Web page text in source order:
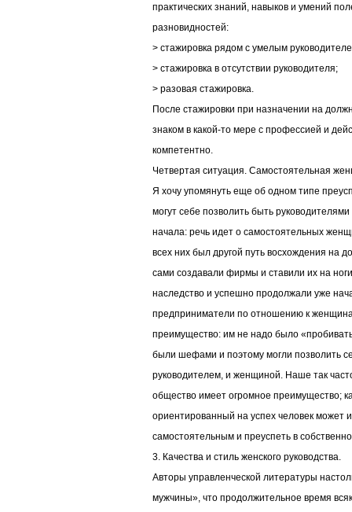
практических знаний, навыков и умений
разновидностей:
> стажировка рядом с умелым
> стажировка в отсутствии руководителя;
> разовая стажировка.
После стажировки при назначении на
знаком в какой-то мере с профессией и
компетентно.
Четвертая ситуация. Самостоятельная
Я хочу упомянуть еще об одном типе
могут себе позволить быть
начала: речь идет о самостоятельных
всех них был другой путь восхождения на
сами создавали фирмы и ставили их на
наследство и успешно продолжали уже
предприниматели по отношению к
преимущество: им не надо было
были шефами и поэтому могли позволить
руководителем, и женщиной. Наше так
общество имеет огромное преимущество;
ориентированный на успех человек может
самостоятельным и преуспеть в
3. Качества и стиль женского руководства.
Авторы управленческой литературы
мужчины», что продолжительное время